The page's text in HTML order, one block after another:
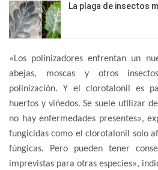
La plaga de insectos
«Los polinizadores enfrentan un
abejas, moscas y otros
polinización. Y el clorotalonil es
huertos y viñedos. Se suele utilizar
no hay enfermedades presentes»,
fungicidas como el clorotalonil solo
fúngicas. Pero pueden tener
imprevistas para otras especies»,